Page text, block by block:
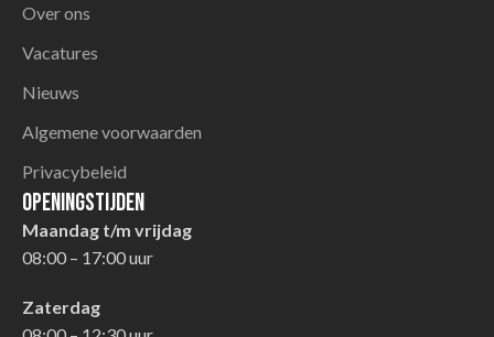
Over ons
Vacatures
Nieuws
Algemene voorwaarden
Privacybeleid
Openingstijden
Maandag t/m vrijdag
08:00 – 17:00 uur
Zaterdag